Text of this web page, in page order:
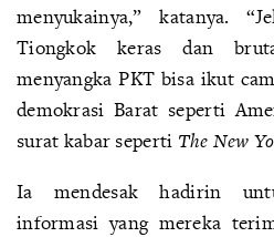
menyukainya,” katanya.
Tiongkok keras dan
menyangka PKT bisa ikut
demokrasi Barat seperti
surat kabar seperti The New
Ia mendesak hadirin
informasi yang mereka